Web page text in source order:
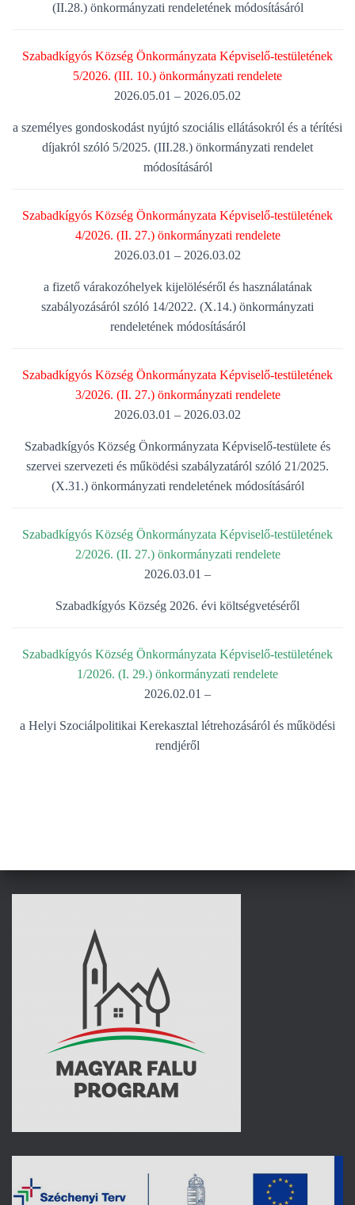
(II.28.) önkormányzati rendeletének módosításáról
Szabadkígyós Község Önkormányzata Képviselő-testületének
5/2026. (III. 10.) önkormányzati rendelete
2026.05.01 – 2026.05.02
a személyes gondoskodást nyújtó szociális ellátásokról és a térítési
díjakról szóló 5/2025. (III.28.) önkormányzati rendelet
módosításáról
Szabadkígyós Község Önkormányzata Képviselő-testületének
4/2026. (II. 27.) önkormányzati rendelete
2026.03.01 – 2026.03.02
a fizető várakozóhelyek kijelöléséről és használatának
szabályozásáról szóló 14/2022. (X.14.) önkormányzati
rendeletének módosításáról
Szabadkígyós Község Önkormányzata Képviselő-testületének
3/2026. (II. 27.) önkormányzati rendelete
2026.03.01 – 2026.03.02
Szabadkígyós Község Önkormányzata Képviselő-testülete és
szervei szervezeti és működési szabályzatáról szóló 21/2025.
(X.31.) önkormányzati rendeletének módosításáról
Szabadkígyós Község Önkormányzata Képviselő-testületének
2/2026. (II. 27.) önkormányzati rendelete
2026.03.01 –
Szabadkígyós Község 2026. évi költségvetéséről
Szabadkígyós Község Önkormányzata Képviselő-testületének
1/2026. (I. 29.) önkormányzati rendelete
2026.02.01 –
a Helyi Szociálpolitikai Kerekasztal létrehozásáról és működési
rendjéről